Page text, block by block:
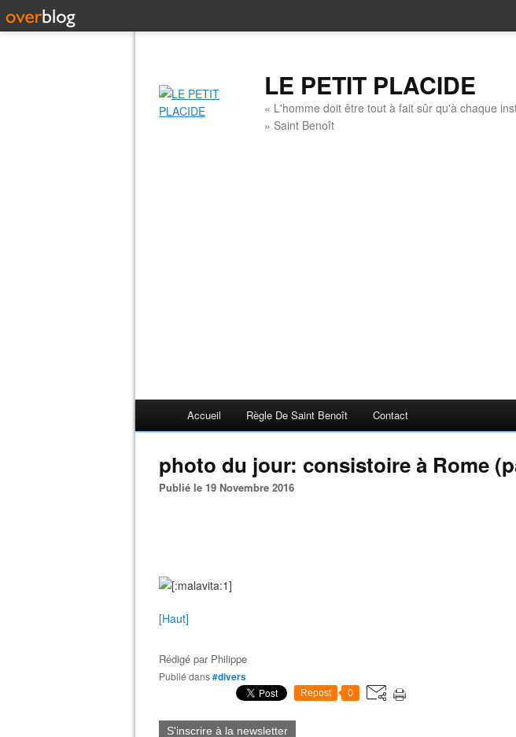
LE PETIT PLACIDE
« L'homme doit être tout à fait sûr qu'à chaque
» Saint Benoît
Accueil Règle De Saint Benoît Contact
photo du jour: consistoire à Rome
Publié le 19 Novembre 2016
[Haut]
Rédigé par Philippe
Publié dans#divers
Repost 0
S'inscrire à la newsletter